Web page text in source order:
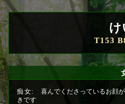
T153
痴女:
喜んでくださっているお顔
きです